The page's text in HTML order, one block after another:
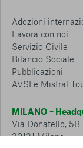
Adozioni
Lavora con noi
Servizio Civile
Bilancio Sociale
Pubblicazioni
AVSI e Mistral
MILANO –
Via Donatello, 5B
20131 Milano